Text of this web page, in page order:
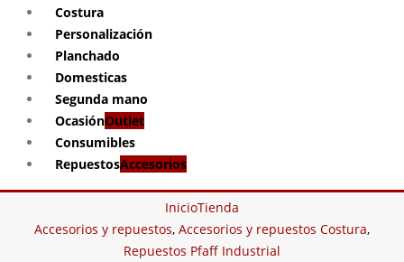
Costura
Personalización
Planchado
Domesticas
Segunda mano
OcasiónOutlet
Consumibles
RepuestosAccesorios
InicioTienda
Accesorios y repuestos, Accesorios y repuestos Costura,
Repuestos Pfaff Industrial